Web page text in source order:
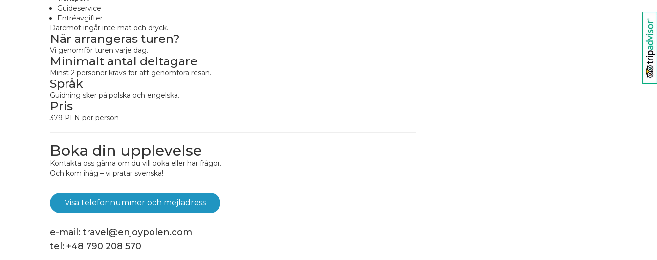
Guideservice
Entréavgifter
Däremot ingår inte mat och dryck.
När arrangeras turen?
Vi genomför turen varje dag.
Minimalt antal deltagare
Minst 2 personer krävs för att genomföra resan.
Språk
Guidning sker på polska och engelska.
Pris
379 PLN per person
Boka din upplevelse
Kontakta oss gärna om du vill boka eller har frågor.
Och kom ihåg – vi pratar svenska!
Visa telefonnummer och mejladress
e-mail: travel@enjoypolen.com
tel: +48 790 208 570